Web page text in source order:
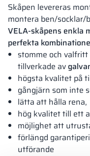
Skåpen levereras
montera ben/socklar/
VELA-skåpens enkla
perfekta
stomme och
tillverkade av
högsta kvalitet på
gångjärn som inte
lätta att hålla rena,
hög kvalitet till ett
möjlighet att
förlängd
utförande